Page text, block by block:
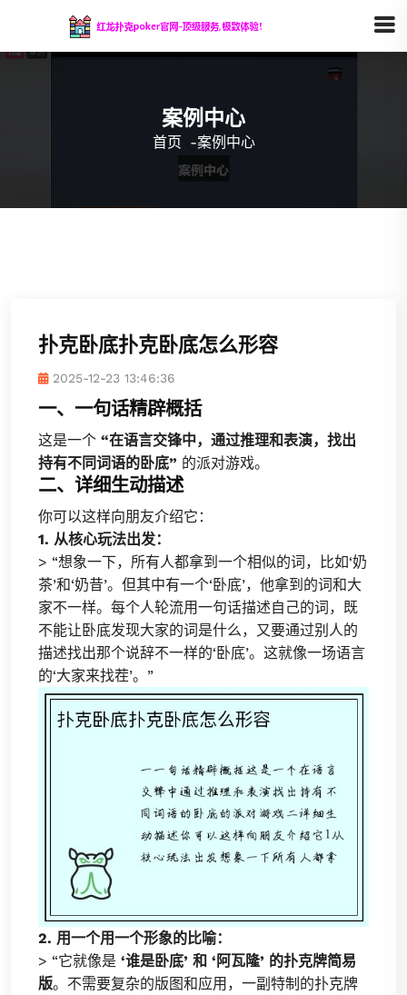
案例中心
首页 -案例中心
扑克卧底扑克卧底怎么形容
2025-12-23 13:46:36
一、一句话精辟概括
这是一个 “在语言交锋中，通过推理和表演，找出
持有不同词语的卧底” 的派对游戏。
二、详细生动描述
你可以这样向朋友介绍它：
1. 从核心玩法出发：
> “想象一下，所有人都拿到一个相似的词，比如‘奶
茶’和‘奶昔’。但其中有一个‘卧底’，他拿到的词和大
家不一样。每个人轮流用一句话描述自己的词，既
不能让卧底发现大家的词是什么，又要通过别人的
描述找出那个说辞不一样的‘卧底’。这就像一场语言
的‘大家来找茬’。”
2. 用一个用一个形象的比喻：
> “它就像是 ‘谁是卧底’ 和 ‘阿瓦隆’ 的扑克牌简易
版。不需要复杂的版图和应用，一副特制的扑克牌